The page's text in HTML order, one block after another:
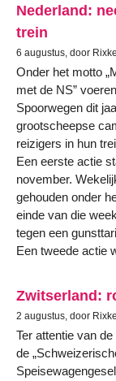
Nederland:
trein
6 augustus, door Rixke
Onder het motto
met de NS”
Spoorwegen dit
grootscheepse
reizigers in hun
Een eerste actie
november.
gehouden onder
einde van die
tegen een
Een tweede actie
Zwitserland:
2 augustus, door Rixke
Ter attentie van
de